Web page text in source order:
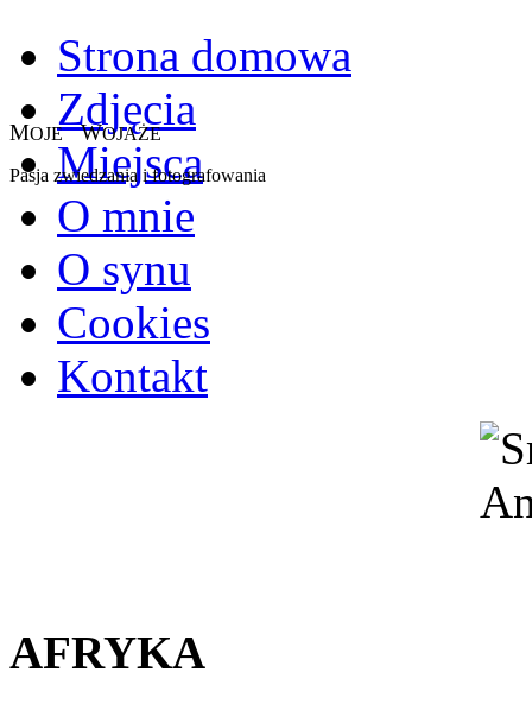
MOJE WOJAŻE
Pasja zwiedzania i fotografowania
Strona domowa
Zdjęcia
Miejsca
O mnie
O synu
Cookies
Kontakt
AFRYKA